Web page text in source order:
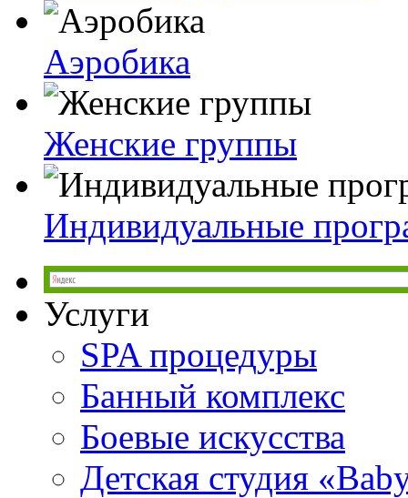
Аэробика
Женские группы
Индивидуальные
Услуги
SPA процедуры
Банный комплекс
Боевые искусства
Детская студия